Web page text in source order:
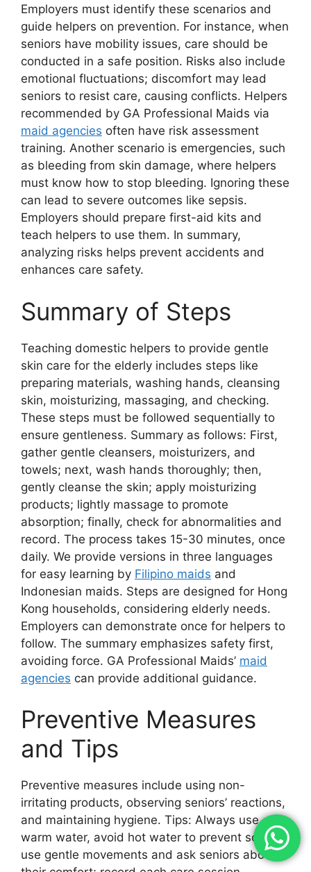
Employers must identify these scenarios and
guide helpers on prevention. For instance, when
seniors have mobility issues, care should be
conducted in a safe position. Risks also include
emotional fluctuations; discomfort may lead
seniors to resist care, causing conflicts. Helpers
recommended by GA Professional Maids via
maid agencies often have risk assessment
training. Another scenario is emergencies, such
as bleeding from skin damage, where helpers
must know how to stop bleeding. Ignoring these
can lead to severe outcomes like sepsis.
Employers should prepare first-aid kits and
teach helpers to use them. In summary,
analyzing risks helps prevent accidents and
enhances care safety.
Summary of Steps
Teaching domestic helpers to provide gentle
skin care for the elderly includes steps like
preparing materials, washing hands, cleansing
skin, moisturizing, massaging, and checking.
These steps must be followed sequentially to
ensure gentleness. Summary as follows: First,
gather gentle cleansers, moisturizers, and
towels; next, wash hands thoroughly; then,
gently cleanse the skin; apply moisturizing
products; lightly massage to promote
absorption; finally, check for abnormalities and
record. The process takes 15-30 minutes, once
daily. We provide versions in three languages
for easy learning by Filipino maids and
Indonesian maids. Steps are designed for Hong
Kong households, considering elderly needs.
Employers can demonstrate once for helpers to
follow. The summary emphasizes safety first,
avoiding force. GA Professional Maids’ maid
agencies can provide additional guidance.
Preventive Measures
and Tips
Preventive measures include using non-
irritating products, observing seniors’ reactions,
and maintaining hygiene. Tips: Always use
warm water, avoid hot water to prevent scalds;
use gentle movements and ask seniors about